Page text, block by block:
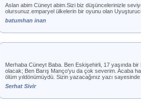
Aslan abim Cüneyt abim.Sizi biz düşüncelerinizle
olursunuz.emparyel ülkelerin bir oyunu olan
batumhan inan
Merhaba Cüneyt Baba. Ben Eskişehirli, 17 yaşında
olacak; Ben Barış Manço'yu da çok severim. Acaba
ölüm yıldönümüydü. Sizin yazacağınız yazı
Serhat Sivir